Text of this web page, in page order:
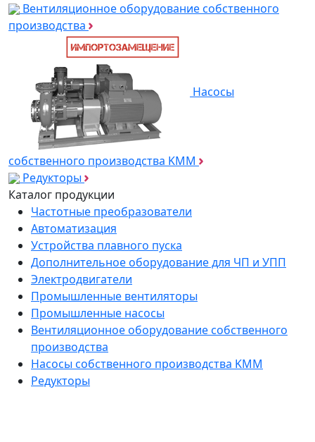
Вентиляционное оборудование собственного
производства
Насосы
собственного производства KMM
Редукторы
Каталог продукции
Частотные преобразователи
Автоматизация
Устройства плавного пуска
Дополнительное оборудование для ЧП и УПП
Электродвигатели
Промышленные вентиляторы
Промышленные насосы
Вентиляционное оборудование собственного
производства
Насосы собственного производства KMM
Редукторы